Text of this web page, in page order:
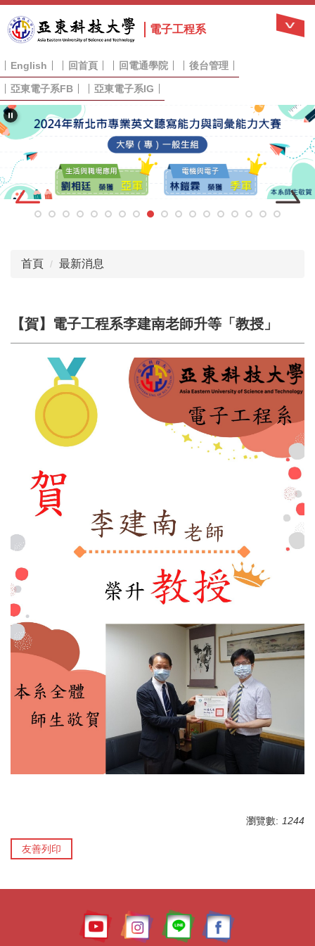
到
主
內
容
區
電子工程系
English 回首頁 回電通學院 後台管理
亞東電子系FB 亞東電子系IG
首頁 最新消息
【賀】電子工程系李建南老師升等「教授」
瀏覽數: 1244
友善列印